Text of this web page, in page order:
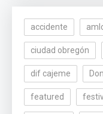
accidente
ciudad obregón
dif cajeme
featured